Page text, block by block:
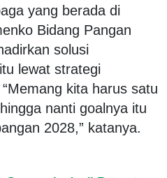
yang berada di
Bidang Pangan
solusi
lewat strategi
kita harus satu
nanti goalnya itu
2028,” katanya.